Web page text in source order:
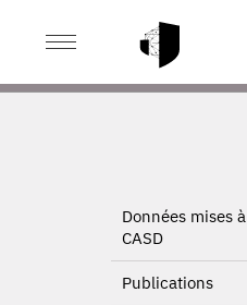
ACCUEIL
Données mises
CASD
Publications